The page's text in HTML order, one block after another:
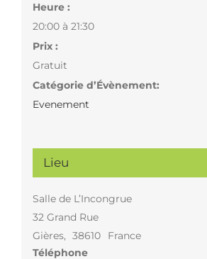
Heure :
20:00 à 21:30
Prix :
Gratuit
Catégorie d’Évènement:
Evenement
Lieu
Salle de L’Incongrue
32 Grand Rue
Gières, 38610
France
Téléphone